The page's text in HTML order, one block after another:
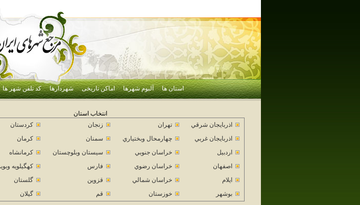
استان ها آلبوم شهرها اماکن تاریخی شهردارها کد تلفن شهر ها
انتخاب استان
اذربايجان شرقي
تهران زنجان كردستان
اذربايجان غربي
چهارمحال وبختياري سمنان كرمان
اردبيل
خراسان جنوبي سيستان وبلوچستان كرمانشاه
اصفهان
خراسان رضوي فارس كهگيلويه
ايلام
خراسان شمالي قزوين گلستان
بوشهر
خوزستان قم گيلان